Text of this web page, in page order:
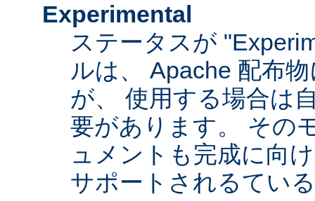
Experimental
ステータスが
ルは、 Apache 配布
が、 使用する場合は
要があります。 その
ュメントも完成に向
サポートされるてい